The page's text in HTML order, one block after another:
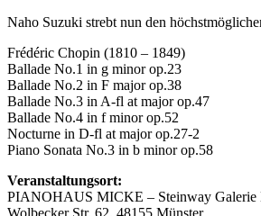
Naho Suzuki strebt nun den
Frédéric Chopin (1810 – 1849)
Ballade No.1 in g minor op.23
Ballade No.2 in F major op.38
Ballade No.3 in A-fl at major op.47
Ballade No.4 in f minor op.52
Nocturne in D-fl at major op.27-2
Piano Sonata No.3 in b minor op.58
Veranstaltungsort:
PIANOHAUS MICKE – Steinway Galerie
Wolbecker Str. 62, 48155 Münster